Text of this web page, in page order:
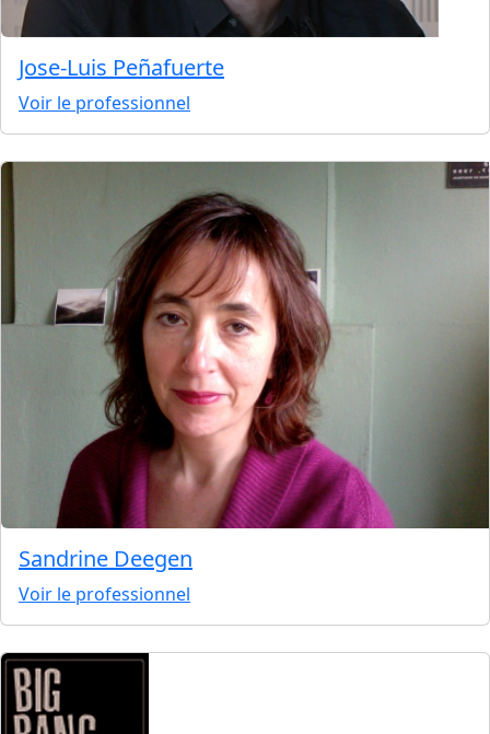
Jose-Luis Peñafuerte
Voir le professionnel
Sandrine Deegen
Voir le professionnel